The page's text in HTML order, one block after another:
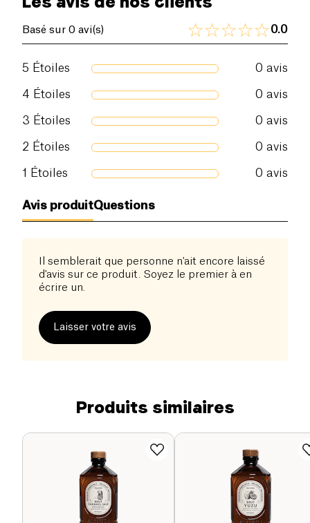
Basé sur 0 avi(s) 0.0
5 Étoiles 0 avis
4 Étoiles 0 avis
3 Étoiles 0 avis
2 Étoiles 0 avis
1 Étoiles 0 avis
Avis produitQuestions
Il semblerait que personne n'ait encore laissé
d'avis sur ce produit. Soyez le premier à en
écrire un.
Laisser votre avis
Produits similaires